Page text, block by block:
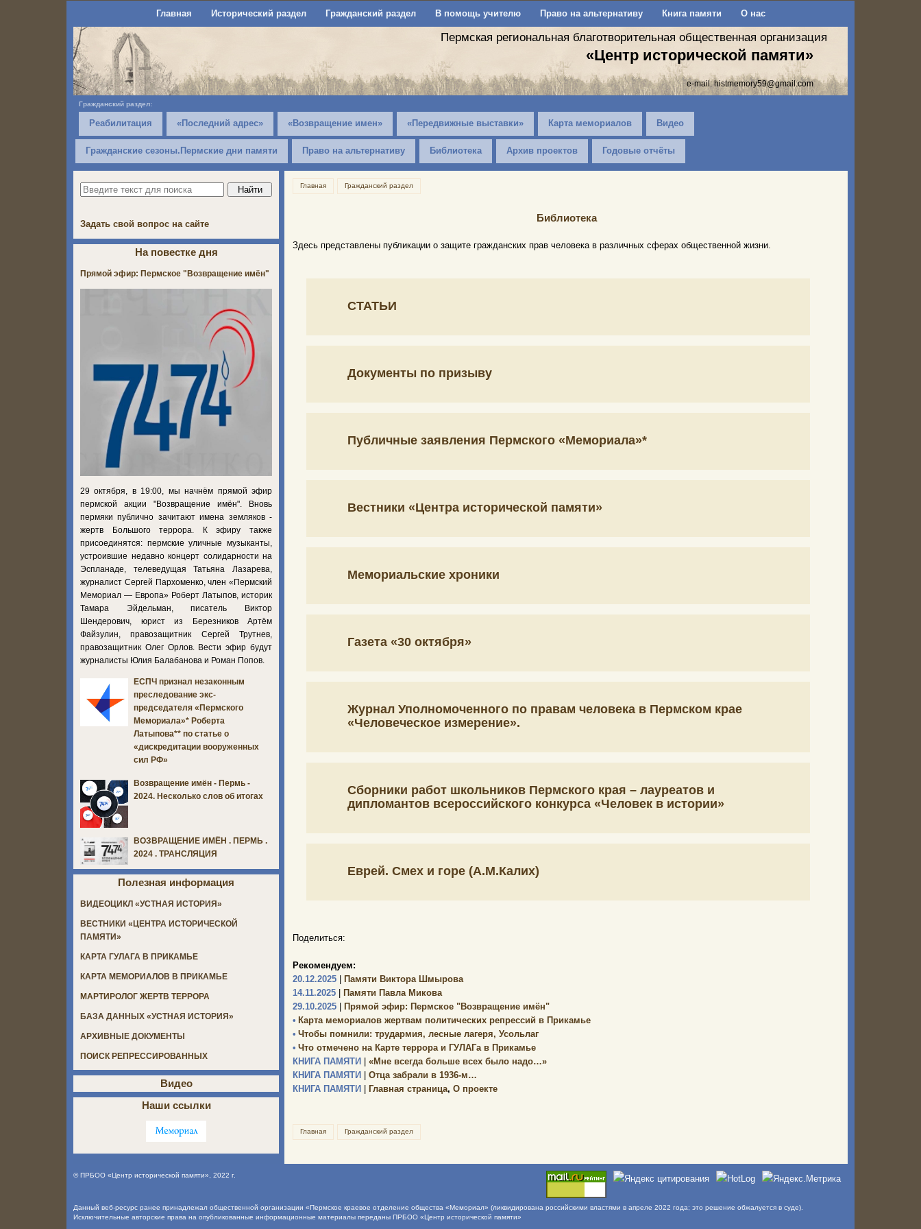
Главная Исторический раздел Гражданский раздел В помощь учителю Право на альтернативу Книга памяти О нас
Пермская региональная благотворительная общественная организация
«Центр исторической памяти»
e-mail:histmemory59@gmail.com
Гражданский раздел:
Реабилитация «Последний адрес» «Возвращение имен» «Передвижные выставки» Карта мемориалов Видео
Гражданские сезоны.Пермские дни памяти Право на альтернативу Библиотека Архив проектов Годовые отчёты
Главная Гражданский раздел
Библиотека
Здесь представлены публикации о защите гражданских прав человека в различных сферах общественной жизни.
СТАТЬИ
Документы по призыву
Публичные заявления Пермского «Мемориала»*
Вестники «Центра исторической памяти»
Мемориальские хроники
Газета «30 октября»
Журнал Уполномоченного по правам человека в Пермском крае
«Человеческое измерение».
Сборники работ школьников Пермского края – лауреатов и
дипломантов всероссийского конкурса «Человек в истории»
Еврей. Смех и горе (А.М.Калих)
Поделиться:
Рекомендуем:
20.12.2025
Памяти Виктора Шмырова
14.11.2025
Памяти Павла Микова
29.10.2025
Прямой эфир: Пермское "Возвращение имён"
• Карта мемориалов жертвам политических репрессий в Прикамье
• Чтобы помнили: трудармия, лесные лагеря, Усольлаг
• Что отмечено на Карте террора и ГУЛАГа в Прикамье
КНИГА ПАМЯТИ
«Мне всегда больше всех было надо…»
КНИГА ПАМЯТИ
Отца забрали в 1936-м…
КНИГА ПАМЯТИ
Главная страница, О проекте
Главная Гражданский раздел
Задать свой вопрос на сайте
На повестке дня
Прямой эфир: Пермское "Возвращение имён"
29 октября, в 19:00, мы начнём прямой эфир
пермской акции "Возвращение имён". Вновь
пермяки публично зачитают имена земляков -
жертв Большого террора. К эфиру также
присоединятся: пермские уличные музыканты,
устроившие недавно концерт солидарности на
Эспланаде, телеведущая Татьяна Лазарева,
журналист Сергей Пархоменко, член «Пермский
Мемориал — Европа» Роберт Латыпов, историк
Тамара Эйдельман, писатель Виктор
Шендерович, юрист из Березников Артём
Файзулин, правозащитник Сергей Трутнев,
правозащитник Олег Орлов. Вести эфир будут
журналисты Юлия Балабанова и Роман Попов.
ЕСПЧ признал незаконным
преследование экс-
председателя «Пермского
Мемориала»* Роберта
Латыпова** по статье о
«дискредитации вооруженных
сил РФ»
Возвращение имён - Пермь -
2024. Несколько слов об итогах
ВОЗВРАЩЕНИЕ ИМЁН . ПЕРМЬ .
2024 . ТРАНСЛЯЦИЯ
Полезная информация
ВИДЕОЦИКЛ «УСТНАЯ ИСТОРИЯ»
ВЕСТНИКИ «ЦЕНТРА ИСТОРИЧЕСКОЙ
ПАМЯТИ»
КАРТА ГУЛАГА В ПРИКАМЬЕ
КАРТА МЕМОРИАЛОВ В ПРИКАМЬЕ
МАРТИРОЛОГ ЖЕРТВ ТЕРРОРА
БАЗА ДАННЫХ «УСТНАЯ ИСТОРИЯ»
АРХИВНЫЕ ДОКУМЕНТЫ
ПОИСК РЕПРЕССИРОВАННЫХ
Видео
Наши ссылки
©ПРБОО «Центр исторической памяти» , 2022 г.
Данный веб-ресурс ранее принадлежал общественной организации «Пермское краевое отделение общества «Мемориал» (ликвидирована российскими властями в апреле 2022 года; это решение обжалуется в суде).
Исключительные авторские права на опубликованные информационные материалы переданы ПРБОО «Центр исторической памяти»